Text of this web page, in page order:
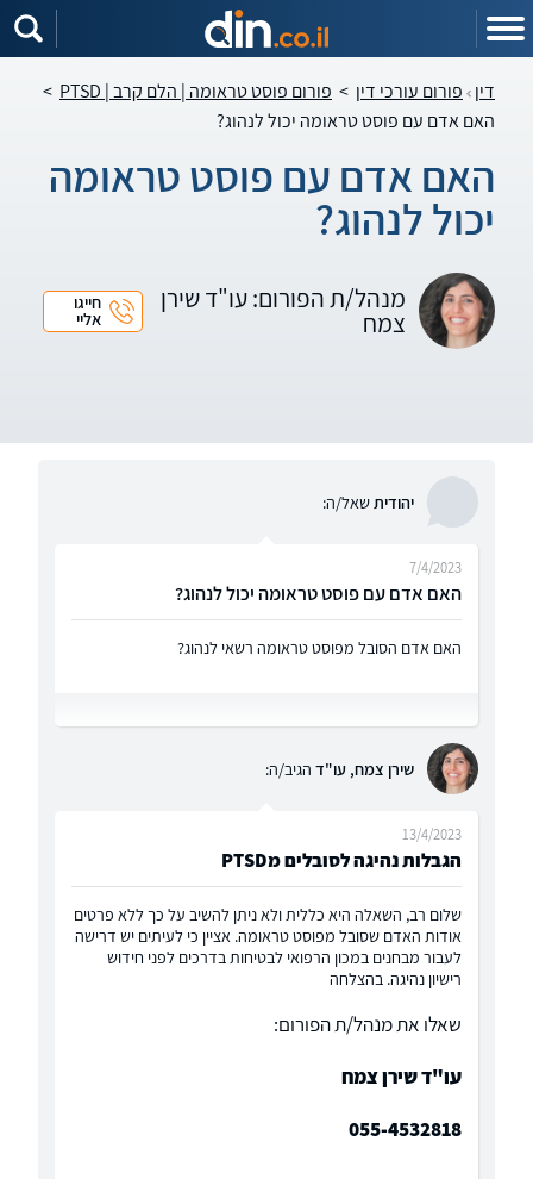
דין פורום עורכי דין > פורום פוסט טראומה | הלם קרב | PTSD
>
האם אדם עם פוסט טראומה יכול לנהוג?
האם אדם עם פוסט טראומה
יכול לנהוג?
מנהל/ת הפורום: עו"ד שירן
צמח
חייגו
אליי
יהודית שאל/ה:
האם אדם עם פוסט טראומה יכול לנהוג?
7/4/2023
האם אדם הסובל מפוסט טראומה רשאי לנהוג?
שירן צמח, עו"ד הגיב/ה:
הגבלות נהיגה לסובלים מPTSD
13/4/2023
שלום רב, השאלה היא כללית ולא ניתן להשיב על כך ללא פרטים
אודות האדם שסובל מפוסט טראומה. אציין כי לעיתים יש דרישה
לעבור מבחנים במכון הרפואי לבטיחות בדרכים לפני חידוש
רישיון נהיגה. בהצלחה
שאלו את מנהל/ת הפורום:
עו"ד שירן צמח
055-4532818